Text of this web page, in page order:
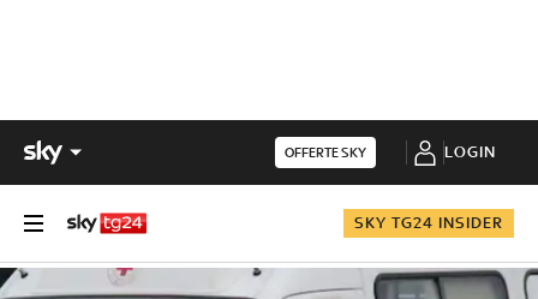
OFFERTE SKY LOGIN
SKY TG24 INSIDER